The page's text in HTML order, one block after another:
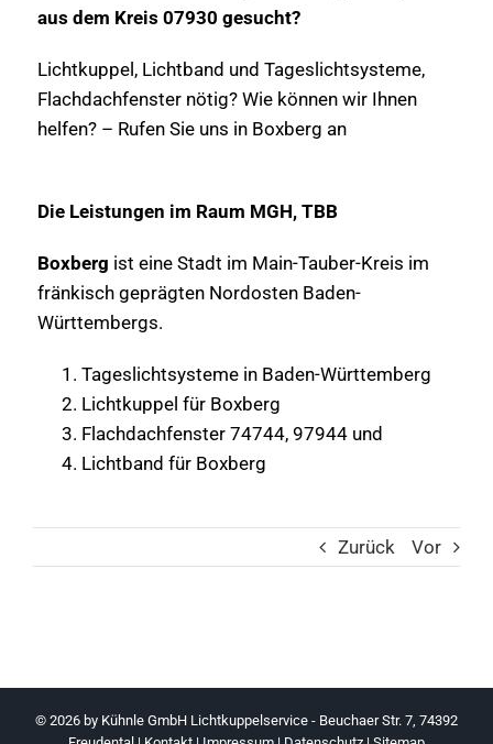
aus dem Kreis 07930 gesucht?
Lichtkuppel, Lichtband und Tageslichtsysteme,
Flachdachfenster nötig? Wie können wir Ihnen
helfen? – Rufen Sie uns in Boxberg an
Die Leistungen im Raum MGH, TBB
Boxberg ist eine Stadt im Main-Tauber-Kreis im
fränkisch geprägten Nordosten Baden-
Württembergs.
Tageslichtsysteme in Baden-Württemberg
Lichtkuppel für Boxberg
Flachdachfenster 74744, 97944 und
Lichtband für Boxberg
Zurück Vor
© 2026 by Kühnle GmbH Lichtkuppelservice - Beuchaer Str. 7, 74392